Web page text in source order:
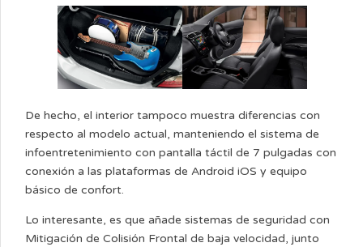
De hecho, el interior tampoco muestra diferencias con
respecto al modelo actual, manteniendo el sistema de
infoentretenimiento con pantalla táctil de 7 pulgadas con
conexión a las plataformas de Android iOS y equipo
básico de confort.
Lo interesante, es que añade sistemas de seguridad con
Mitigación de Colisión Frontal de baja velocidad, junto